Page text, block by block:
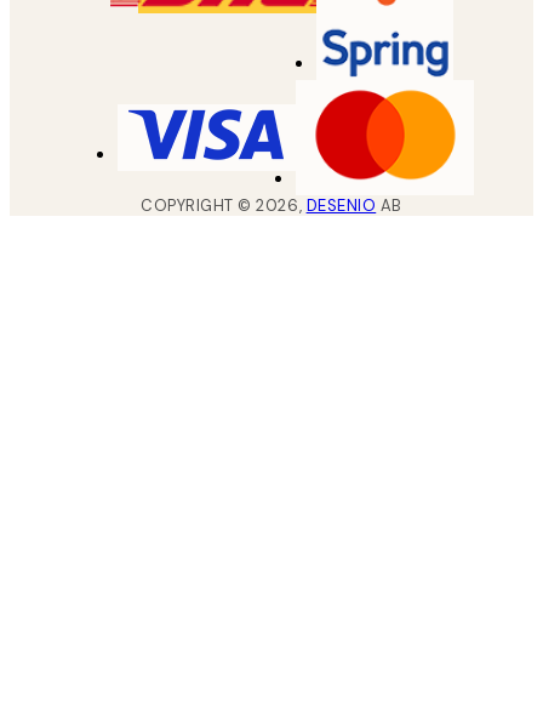
COPYRIGHT ©2026, DESENIO AB